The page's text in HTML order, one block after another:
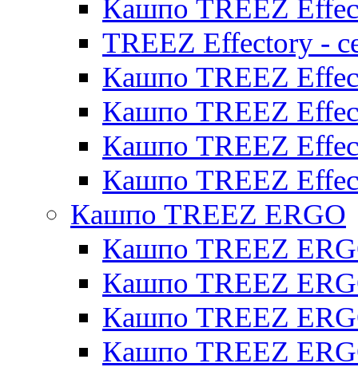
Кашпо TREEZ
TREEZ Effectory -
Кашпо TREEZ
Кашпо TREEZ
Кашпо TREEZ
Кашпо TREEZ
Кашпо TREEZ ERGO
Кашпо TREEZ
Кашпо TREEZ
Кашпо TREEZ
Кашпо TREEZ